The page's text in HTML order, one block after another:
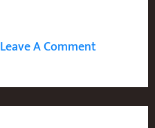
Leave A Comment